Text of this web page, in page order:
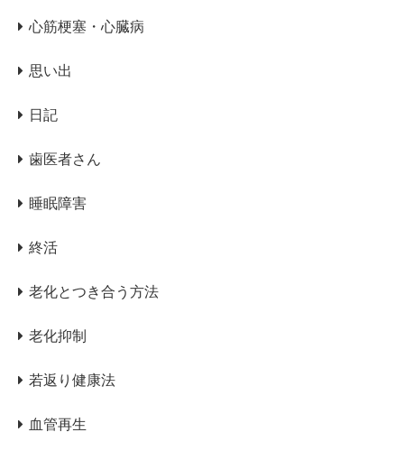
心筋梗塞・心臓病
思い出
日記
歯医者さん
睡眠障害
終活
老化とつき合う方法
老化抑制
若返り健康法
血管再生